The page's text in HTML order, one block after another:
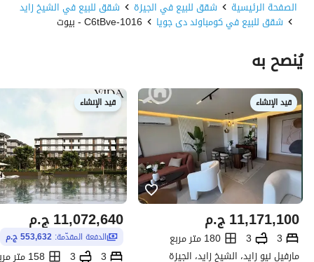
الصفحة الرئيسية شقق للبيع في الجيزة شقق للبيع في الشيخ زايد
شقق للبيع في كومباوند دى جويا 1016-C6tBve - بيوت
يُنصح به
قيد الإنشاء
ج.م11,171,100
3
3
180 متر مربع
مارفيل نيو زايد، الشيخ زايد، الجيزة
قيد الإنشاء
ج.م11,072,640
الدفعة المقدّمة: 553,632 ج.م
3
3 158 متر مربع